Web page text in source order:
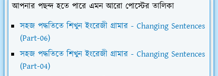
আপনার পছন্দ হতে পারে এমন আরো পোস্টের তালিকা
সহজ পদ্ধতিতে শিখুন ইংরেজী গ্রামার - Changing Sentences
(Part-06)
সহজ পদ্ধতিতে শিখুন ইংরেজী গ্রামার - Changing Sentences
(Part-04)